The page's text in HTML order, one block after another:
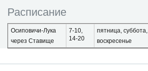
Расписание
Осиповичи-Лука
через Ставище
7-10,
14-20
пятница, суббота,
воскресенье